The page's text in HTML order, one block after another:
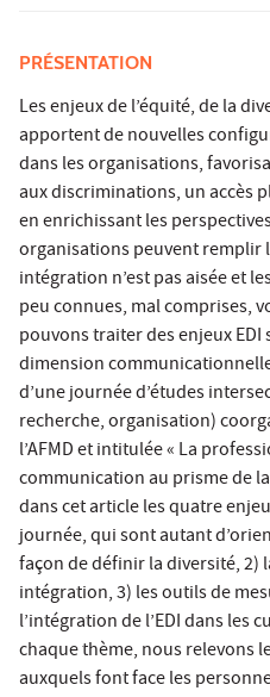
PRÉSENTATION
Les enjeux de l’équité, de la
apportent de nouvelles
dans les organisations,
aux discriminations, un accès
en enrichissant les
organisations peuvent remplir
intégration n’est pas aisée et
peu connues, mal comprises,
pouvons traiter des enjeux
dimension
d’une journée d’études
recherche, organisation)
l’AFMD et intitulée « La
communication au prisme de
dans cet article les quatre
journée, qui sont autant
façon de définir la diversité, 2)
intégration, 3) les outils de
l’intégration de l’EDI dans les
chaque thème, nous relevons
auxquels font face les